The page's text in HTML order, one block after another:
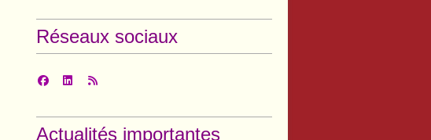
Réseaux sociaux
Actualités importantes